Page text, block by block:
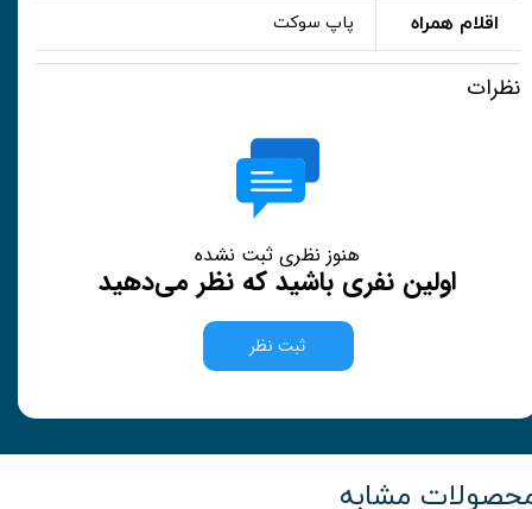
اقلام همراه پاپ سوکت
نظرات
هنوز نظری ثبت نشده
اولین نفری باشید که نظر می‌دهید
ثبت نظر
مشابه